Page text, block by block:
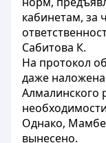
кабинетам, за
Сабитова К.
На протокол
даже
Алмалинского
Однако,
вынесено.